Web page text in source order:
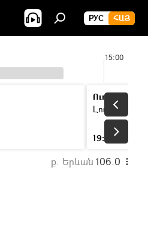
РУС ՀԱՅ
15:00
Ուղիղ եթեր
Լուրեր
19:00
ք. Երևան 106.0